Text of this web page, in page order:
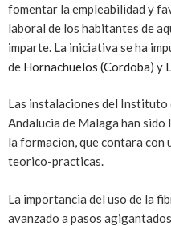
fomentar la empleabilidad y
laboral de los habitantes de
imparte. La iniciativa se ha
de Hornachuelos (Cordoba) y
Las instalaciones del Instituto
Andalucia de Malaga han
la formacion, que contara
teorico-practicas.
La importancia del uso de la
avanzado a pasos